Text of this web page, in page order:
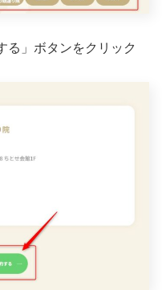
る」ボタンをクリック